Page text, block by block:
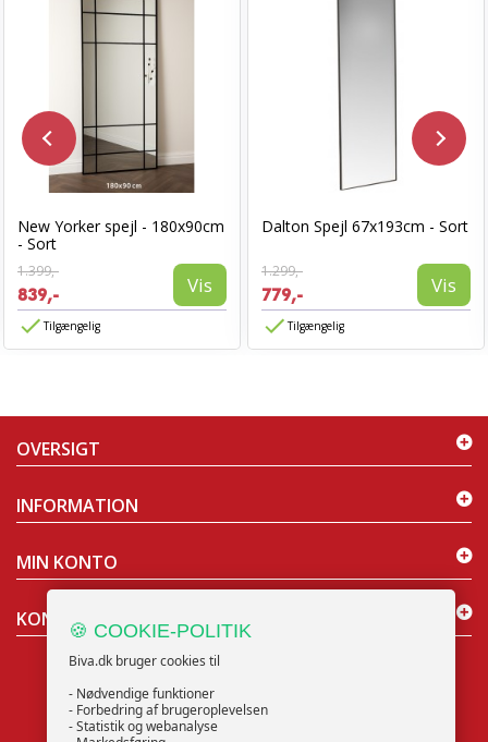
New Yorker spejl - 180x90cm
- Sort
1.399,-
839,- Vis
Tilgængelig
Dalton Spejl 67x193cm - Sort
1.299,-
779,- Vis
Tilgængelig
OVERSIGT
INFORMATION
MIN KONTO
KONTAKT OS
🍪 COOKIE-POLITIK
Biva.dk bruger cookies til
- Nødvendige funktioner
- Forbedring af brugeroplevelsen
- Statistik og webanalyse